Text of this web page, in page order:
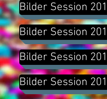
Bilder Session
Bilder Session
Bilder Session
Bilder Session